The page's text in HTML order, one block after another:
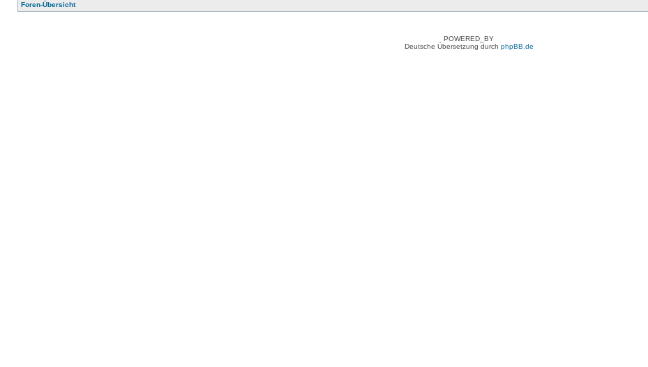
Foren-Übersicht
POWERED_BY
Deutsche Übersetzung durch phpBB.de